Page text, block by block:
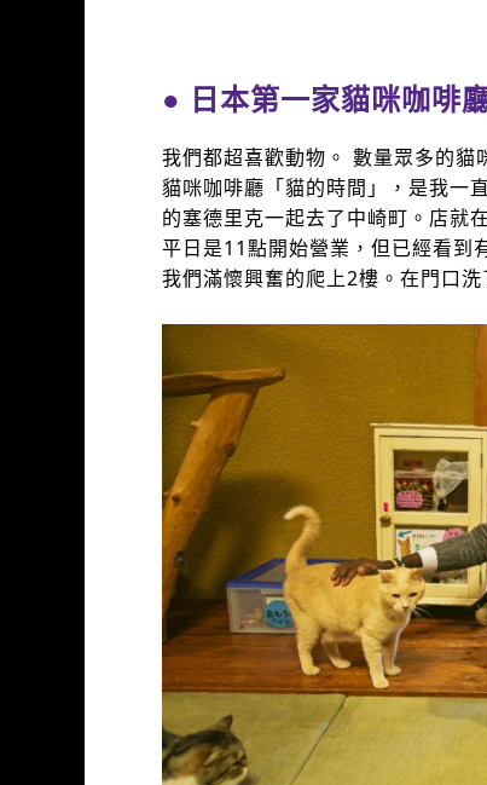
● 日本第一家貓咪咖啡
我們都超喜歡動物。 數量眾多的
貓咪咖啡廳「貓的時間」，是我一
的塞德里克一起去了中崎町。店就
平日是11點開始營業，但已經看到
我們滿懷興奮的爬上2樓。在門口洗